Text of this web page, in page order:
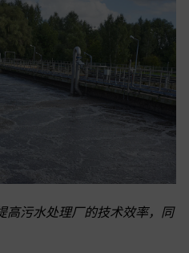
高污水处理厂的技术效率，同